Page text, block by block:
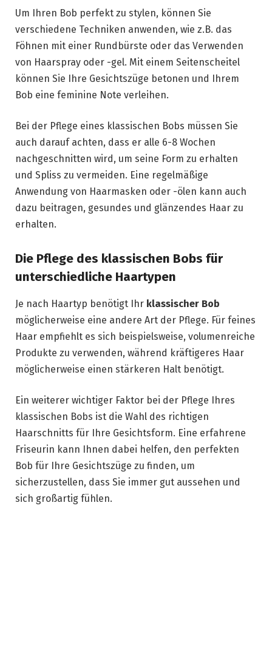
Um Ihren Bob perfekt zu stylen, können Sie
verschiedene Techniken anwenden, wie z.B. das
Föhnen mit einer Rundbürste oder das Verwenden
von Haarspray oder -gel. Mit einem Seitenscheitel
können Sie Ihre Gesichtszüge betonen und Ihrem
Bob eine feminine Note verleihen.
Bei der Pflege eines klassischen Bobs müssen Sie
auch darauf achten, dass er alle 6-8 Wochen
nachgeschnitten wird, um seine Form zu erhalten
und Spliss zu vermeiden. Eine regelmäßige
Anwendung von Haarmasken oder -ölen kann auch
dazu beitragen, gesundes und glänzendes Haar zu
erhalten.
Die Pflege des klassischen Bobs für
unterschiedliche Haartypen
Je nach Haartyp benötigt Ihr klassischer Bob
möglicherweise eine andere Art der Pflege. Für feines
Haar empfiehlt es sich beispielsweise, volumenreiche
Produkte zu verwenden, während kräftigeres Haar
möglicherweise einen stärkeren Halt benötigt.
Ein weiterer wichtiger Faktor bei der Pflege Ihres
klassischen Bobs ist die Wahl des richtigen
Haarschnitts für Ihre Gesichtsform. Eine erfahrene
Friseurin kann Ihnen dabei helfen, den perfekten
Bob für Ihre Gesichtszüge zu finden, um
sicherzustellen, dass Sie immer gut aussehen und
sich großartig fühlen.